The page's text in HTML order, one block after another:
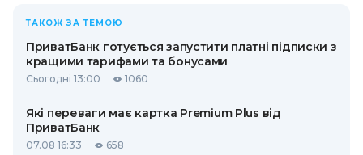
ТАКОЖ ЗА ТЕМОЮ
ПриватБанк готується запустити платні підписки з
кращими тарифами та бонусами
Сьогодні 13:00 1060
Які переваги має картка Premium Plus від
ПриватБанк
07.08 16:33 658